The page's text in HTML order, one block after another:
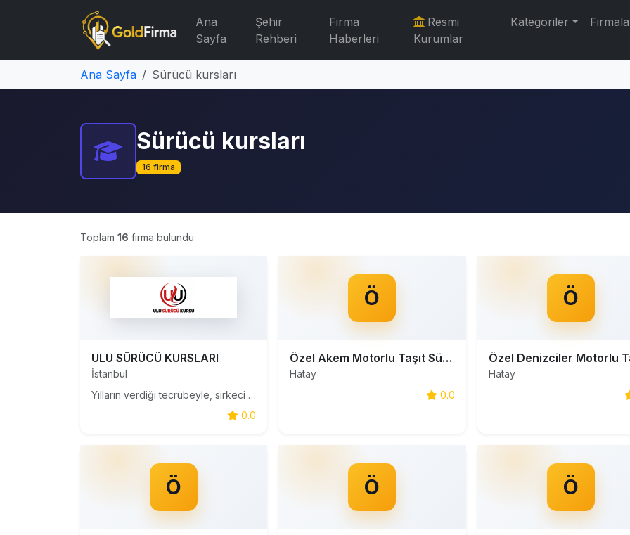
Ana
Sayfa
Şehir
Rehberi
Firma
Haberleri
Resmi
Kurumlar
Kategoriler
Ana Sayfa Sürücü kursları
Sürücü kursları
16 firma
Toplam 16 firma bulundu
ULU SÜRÜCÜ KURSLARI
İstanbul
Yılların verdiği tecrübeyle, sirkeci sürücü kursu ismi ile deneyimli usta öğreticileri ile birlikte binlerce sürücü kursu adayına ehliyet sınavlarında yüksek başarı yakalamış ve sonrasında Sürücü Belgesi kazandırmış, bugün sürücü kursu sektöründe kaliteli, güvenli ve tanınan isim olarak marka yapmı
0.0
Ö
Özel Akem Motorlu Taşıt Sürücüleri Kursu
Hatay
0.0
Ö
Hatay
Ö Ö Ö